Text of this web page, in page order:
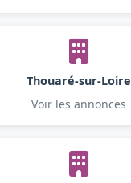
Thouaré-sur-Loire
Voir les annonces